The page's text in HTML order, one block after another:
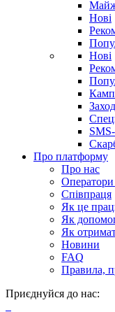
Нові
Нові
Про платформу
Про нас
Співпраця
Як це
Як
Як
Новини
FAQ
Правила,
Приєднуйся до нас: